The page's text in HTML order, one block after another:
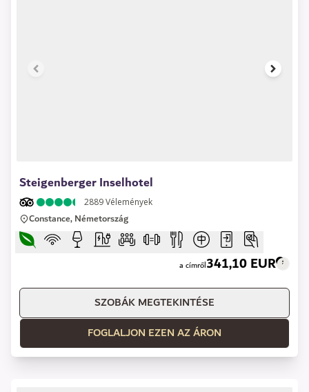
Steigenberger Inselhotel
2889Vélemények
Constance, Németország
a címről341,10 EUR
SZOBÁK MEGTEKINTÉSE
FOGLALJON EZEN AZ ÁRON